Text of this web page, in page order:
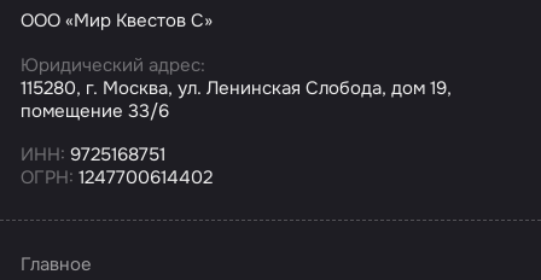
ООО «Мир Квестов С»
Юридический адрес:
115280, г. Москва, ул. Ленинская Слобода, дом 19,
помещение 33/6
ИНН: 9725168751
ОГРН: 1247700614402
Главное